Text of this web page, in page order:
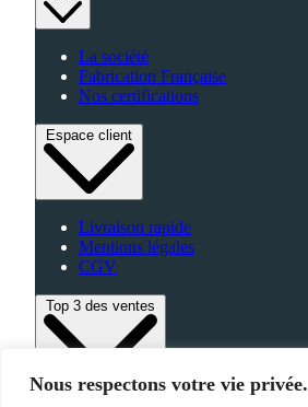
Nous respectons votre vie privée.
La société
Fabrication Française
Nos certifications
Espace client
Livraison rapide
Mentions légales
CGV
Top 3 des ventes